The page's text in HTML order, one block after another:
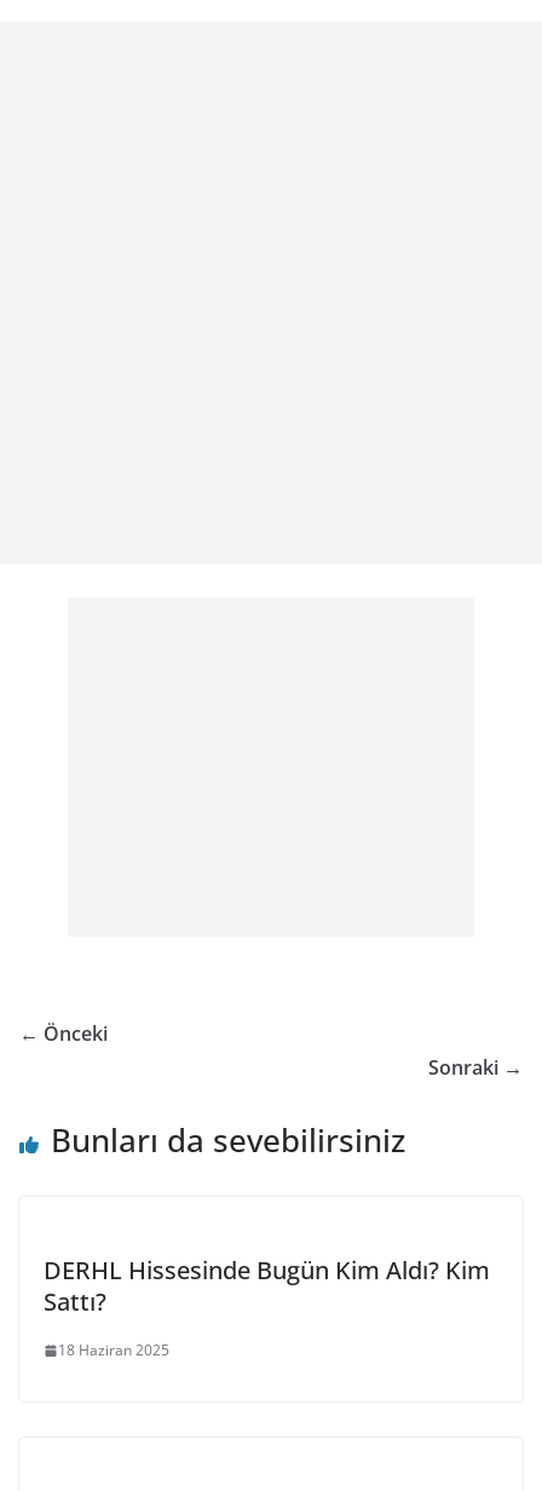
← Önceki
Sonraki →
Bunları da sevebilirsiniz
DERHL Hissesinde Bugün Kim Aldı? Kim
Sattı?
18 Haziran 2025